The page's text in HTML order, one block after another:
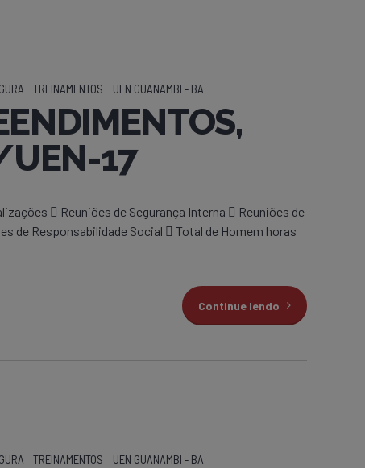
TREINAMENTOS UEN GUANAMBI - BA
UEN-17
 Reuniões de Segurança Interna  Reuniões de
de Responsabilidade Social  Total de Homem horas
Continue lendo
TREINAMENTOS UEN GUANAMBI - BA